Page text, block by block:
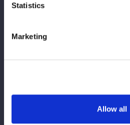
Statistics
Marketing
Allow all